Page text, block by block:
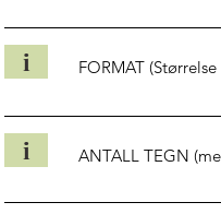
i FORMAT
i ANTALL TEGN